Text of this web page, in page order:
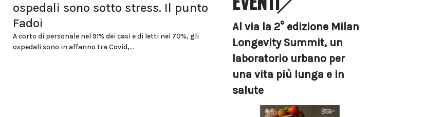
ospedali sono sotto stress. Il punto
Fadoi
A corto di personale nel 91% dei casi e di letti nel 70%, gli
ospedali sono in affanno tra Covid,...
Al via la 2° edizione Milan
Longevity Summit, un
laboratorio urbano per
una vita più lunga e in
salute